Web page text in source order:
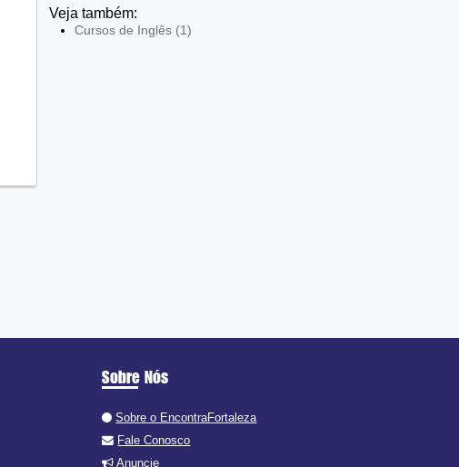
Veja também:
Cursos de Inglês (1)
Sobre Nós
Sobre o EncontraFortaleza
Fale Conosco
Anuncie